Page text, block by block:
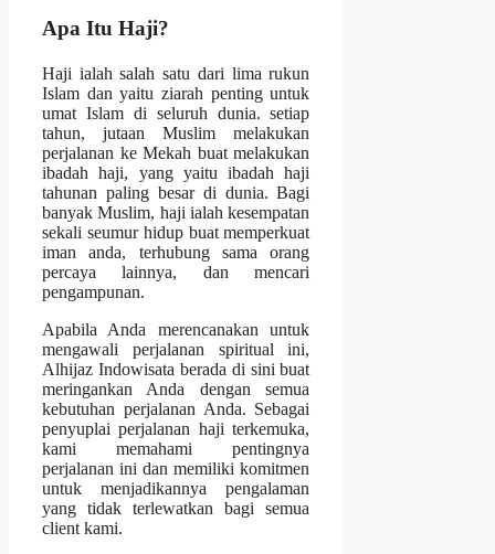
Apa Itu Haji?
Haji ialah salah satu dari lima rukun
Islam dan yaitu ziarah penting untuk
umat Islam di seluruh dunia. setiap
tahun, jutaan Muslim melakukan
perjalanan ke Mekah buat melakukan
ibadah haji, yang yaitu ibadah haji
tahunan paling besar di dunia. Bagi
banyak Muslim, haji ialah kesempatan
sekali seumur hidup buat memperkuat
iman anda, terhubung sama orang
percaya lainnya, dan mencari
pengampunan.
Apabila Anda merencanakan untuk
mengawali perjalanan spiritual ini,
Alhijaz Indowisata berada di sini buat
meringankan Anda dengan semua
kebutuhan perjalanan Anda. Sebagai
penyuplai perjalanan haji terkemuka,
kami memahami pentingnya
perjalanan ini dan memiliki komitmen
untuk menjadikannya pengalaman
yang tidak terlewatkan bagi semua
client kami.